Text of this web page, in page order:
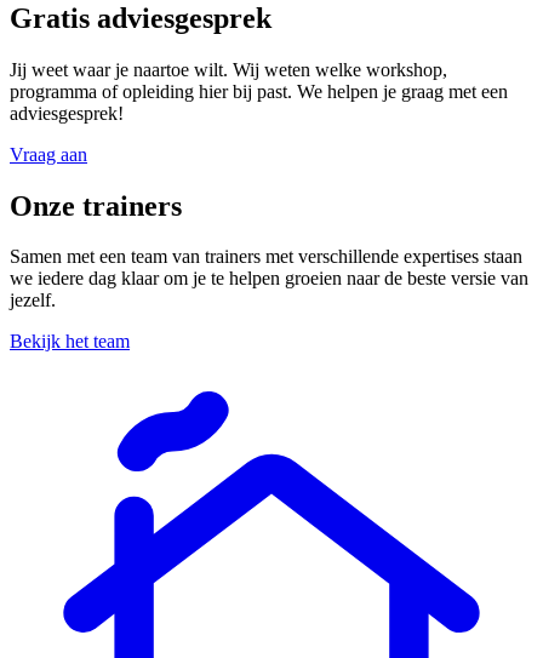
Gratis adviesgesprek
Jij weet waar je naartoe wilt. Wij weten welke workshop,
programma of opleiding hier bij past. We helpen je graag met een
adviesgesprek!
Vraag aan
Onze trainers
Samen met een team van trainers met verschillende expertises staan
we iedere dag klaar om je te helpen groeien naar de beste versie van
jezelf.
Bekijk het team